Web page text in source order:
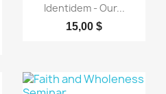
Aperçu rapide
Identidem - Our...
15,00 $